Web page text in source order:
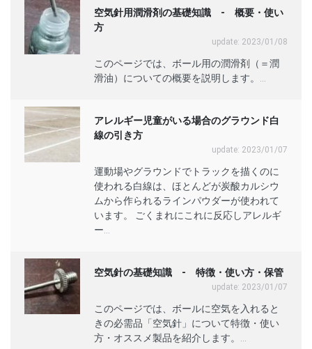
空気針用潤滑剤の基礎知識 - 概要・使い
方
update: 2023/01/08
このページでは、ボール用の潤滑剤（＝潤
滑油）についての概要を説明します。...
アレルギー児童がいる場合のグラウンド白
線の引き方
update: 2023/01/07
運動場やグラウンドでトラックを描くのに
使われる白線は、ほとんどが炭酸カルシウ
ムから作られるラインパウダーが使われて
います。 ごくまれにこれに反応しアレルギ
ー...
空気針の基礎知識 - 特徴・使い方・保管
update: 2023/01/07
このページでは、ボールに空気を入れると
きの必需品「空気針」について特徴・使い
方・オススメ製品を紹介します。...